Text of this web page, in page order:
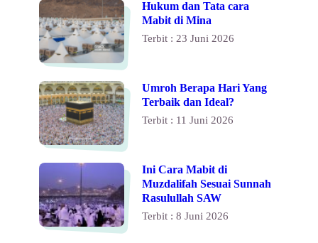
Hukum dan Tata cara
Mabit di Mina
Terbit : 23 Juni 2026
Umroh Berapa Hari Yang
Terbaik dan Ideal?
Terbit : 11 Juni 2026
Ini Cara Mabit di
Muzdalifah Sesuai Sunnah
Rasulullah SAW
Terbit : 8 Juni 2026